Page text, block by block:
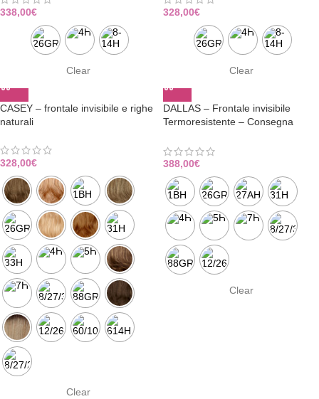
338,00€
Clear
328,00€
Clear
CASEY – frontale invisibile e righe
naturali
328,00€
Clear
DALLAS – Frontale invisibile
Termoresistente – Consegna
388,00€
Clear